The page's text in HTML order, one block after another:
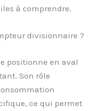
à comprendre.
divisionnaire ?
positionne en aval
Son rôle
ce qui permet